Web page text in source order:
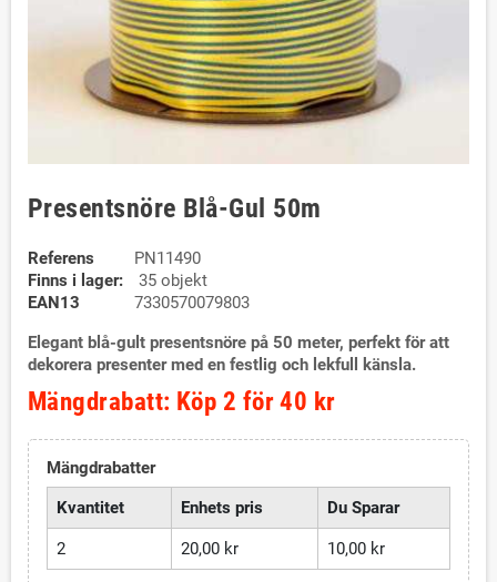
Presentsnöre Blå-Gul 50m
Referens
PN11490
Finns i lager:
35 objekt
EAN13
7330570079803
Elegant blå-gult presentsnöre på 50 meter, perfekt för att
dekorera presenter med en festlig och lekfull känsla.
Mängdrabatt: Köp 2 för 40 kr
Mängdrabatter
Kvantitet
Enhets pris Du Sparar
2 20,00 kr 10,00 kr